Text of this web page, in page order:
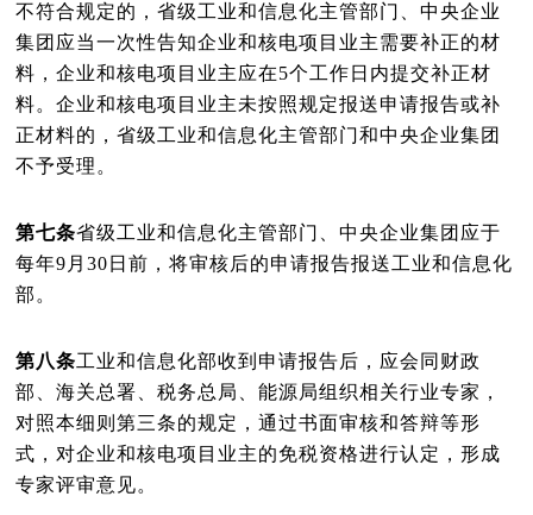
不符合规定的，省级工业和信息化主管部门、中央企业
集团应当一次性告知企业和核电项目业主需要补正的材
料，企业和核电项目业主应在5个工作日内提交补正材
料。企业和核电项目业主未按照规定报送申请报告或补
正材料的，省级工业和信息化主管部门和中央企业集团
不予受理。
第七条省级工业和信息化主管部门、中央企业集团应于
每年9 月30 日前，将审核后的申请报告报送工业和信息化
部。
第八条工业和信息化部收到申请报告后，应会同财政
部、海关总署、税务总局、能源局组织相关行业专家，
对照本细则第三条的规定，通过书面审核和答辩等形
式，对企业和核电项目业主的免税资格进行认定，形成
专家评审意见。